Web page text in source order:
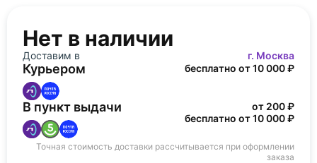
Нет в наличии
Доставим в г. Москва
Курьером бесплатно от 10 000 ₽
В пункт выдачи
от 200 ₽
бесплатно от 10 000 ₽
Точная стоимость доставки рассчитывается при оформлении
заказа